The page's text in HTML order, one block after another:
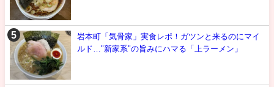
岩本町「気骨家」実食レポ！ガツンと来るのにマイ
ルド…"新家系"の旨みにハマる「上ラーメン」